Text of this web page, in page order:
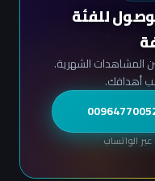
للفئة
المشاهدات الشهرية.
أهدافك.
الواتساب